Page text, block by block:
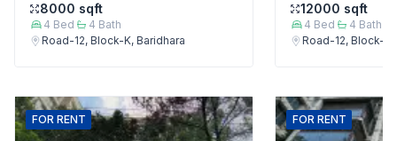
8000 sqft
4 Bed 4 Bath
Road-12, Block-K, Baridhara
12000 sqft
4 Bed 4 Bath
Road-12, Block-K,
FOR RENT FOR RENT